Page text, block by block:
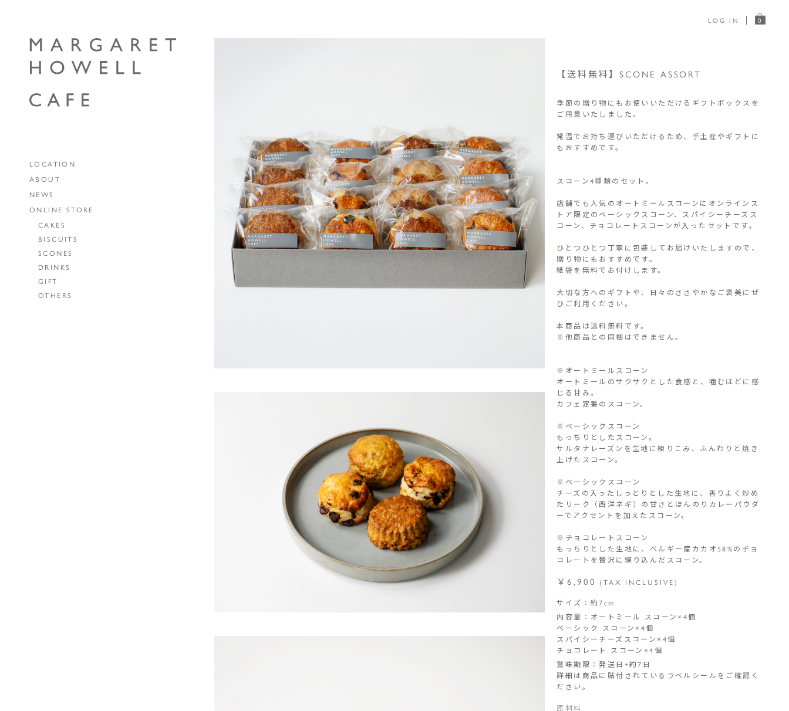
LOG IN 0
LOCATION
ABOUT
NEWS
ONLINE STORE
CAKES
BISCUITS
SCONES
DRINKS
GIFT
OTHERS
【送料無料】SCONE ASSORT
季節の贈り物にもお使いいただけるギフトボックスを
ご用意いたしました。
常温でお持ち運びいただけるため、手土産やギフトに
もおすすめです。
スコーン4種類のセット。
店舗でも人気のオートミールスコーンにオンラインス
トア限定のベーシックスコーン、スパイシーチーズス
コーン、チョコレートスコーンが入ったセットです。
ひとつひとつ丁寧に包装してお届けいたしますので、
贈り物にもおすすめです。
紙袋を無料でお付けします。
大切な方へのギフトや、日々のささやかなご褒美にぜ
ひご利用ください。
本商品は送料無料です。
※他商品との同梱はできません。
※オートミールスコーン
オートミールのサクサクとした食感と、噛むほどに感
じる甘み。
カフェ定番のスコーン。
※ベーシックスコーン
もっちりとしたスコーン。
サルタナレーズンを生地に練りこみ、ふんわりと焼き
上げたスコーン。
※ベーシックスコーン
チーズの入ったしっとりとした生地に、香りよく炒め
たリーク（西洋ネギ）の甘さとほんのりカレーパウダ
ーでアクセントを加えたスコーン。
※チョコレートスコーン
もっちりとした生地に、ベルギー産カカオ58%のチョ
コレートを贅沢に練り込んだスコーン。
￥6,900 (TAX INCLUSIVE)
サイズ：約7cm
内容量：オートミール スコーン×4個
ベーシック スコーン×4個
スパイシーチーズスコーン×4個
チョコレート スコーン×4個
賞味期限：発送日+約7日
詳細は商品に貼付されているラベルシールをご確認く
ださい。
原材料